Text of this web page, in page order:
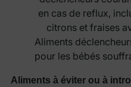
Aliments
pour les bébés
Aliments à éviter ou à